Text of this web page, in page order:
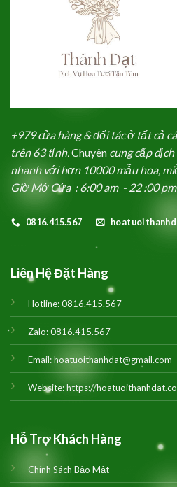
+979 cửa hàng & đối tác ở tất cả
trên 63 tỉnh.Chuyên cung cấp
nhanh với hơn 10000 mẫu hoa,
Giờ Mở Cửa : 6:00 am - 22 :00 pm
0816.415.567
Liên Hệ Đặt Hàng
Hotline:0816.415.567
Zalo:0816.415.567
Email:hoatuoithanhdat@gmail.com
Website:https://
Hỗ Trợ Khách Hàng
Chính Sách Bảo Mật